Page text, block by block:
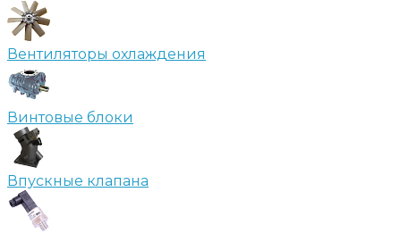
Вентиляторы охлаждения
Винтовые блоки
Впускные клапана